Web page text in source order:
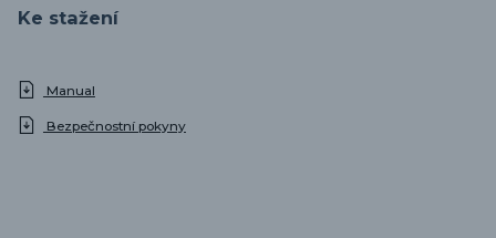
Ke stažení
Manual
Bezpečnostní pokyny